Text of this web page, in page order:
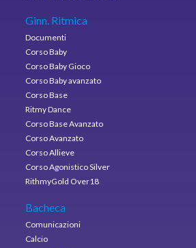
Ginn. Ritmica
Documenti
Corso Baby
Corso Baby Gioco
Corso Baby avanzato
Corso Base
Ritmy Dance
Corso Base Avanzato
Corso Avanzato
Corso Allieve
Corso Agonistico Silver
RithmyGold Over18
Bacheca
Comunicazioni
Calcio